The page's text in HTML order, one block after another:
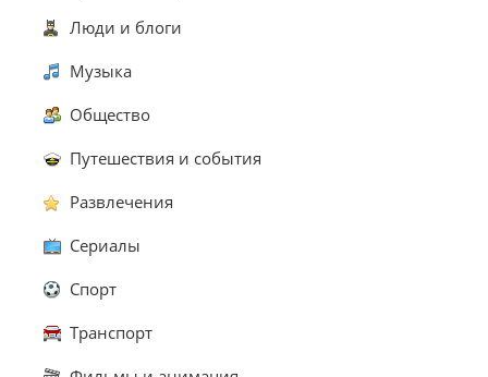
Люди и блоги
Музыка
Общество
Путешествия и события
Развлечения
Сериалы
Спорт
Транспорт